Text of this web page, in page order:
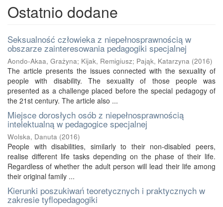
Ostatnio dodane
Seksualność człowieka z niepełnosprawnością w
obszarze zainteresowania pedagogiki specjalnej
Aondo-Akaa, Grażyna; Kijak, Remigiusz; Pająk, Katarzyna (2016)
The article presents the issues connected with the sexuality of
people with disability. The sexuality of those people was
presented as a challenge placed before the special pedagogy of
the 21st century. The article also ...
Miejsce dorosłych osób z niepełnosprawnością
intelektualną w pedagogice specjalnej
Wolska, Danuta (2016)
People with disabilities, similarly to their non-disabled peers,
realise different life tasks depending on the phase of their life.
Regardless of whether the adult person will lead their life among
their original family ...
Kierunki poszukiwań teoretycznych i praktycznych w
zakresie tyflopedagogiki